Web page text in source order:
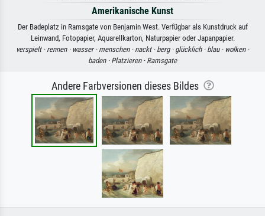
Amerikanische Kunst
Der Badeplatz in Ramsgate von Benjamin West. Verfügbar als Kunstdruck auf
Leinwand, Fotopapier, Aquarellkarton, Naturpapier oder Japanpapier.
verspielt · rennen · wasser · menschen · nackt · berg · glücklich · blau · wolken ·
baden · Platzieren · Ramsgate
Andere Farbversionen dieses Bildes